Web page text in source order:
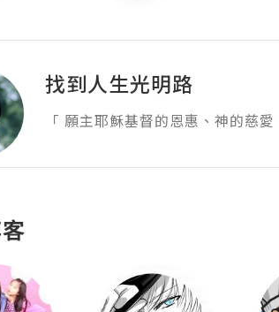
找到人生光明路
「 願主耶穌基督的恩惠、神的慈